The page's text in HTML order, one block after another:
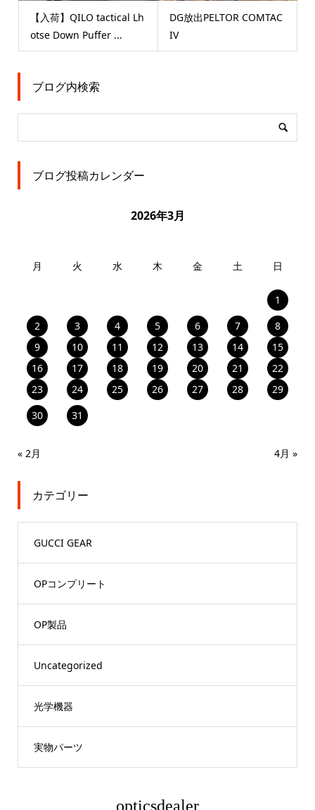
【入荷】QILO tactical Lh
otse Down Puffer ...
DG放出PELTOR COMTAC
IV
ブログ内検索
ブログ投稿カレンダー
2026年3月
月 火 水 木 金 土 日
1
2
3 4 5 6 7
8
9
10 11 12 13 14
15
16
17 18 19 20 21
22
23
24 25 26 27 28
29
30
31
« 2月 4月 »
カテゴリー
GUCCI GEAR
OPコンプリート
OP製品
Uncategorized
光学機器
実物パーツ
opticsdealer